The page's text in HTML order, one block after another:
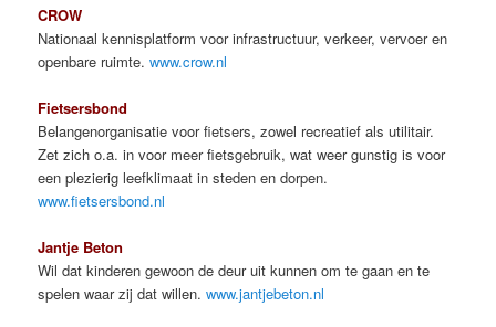
CROW
Nationaal kennisplatform voor infrastructuur, verkeer, vervoer en
openbare ruimte.www.crow.nl
Fietsersbond
Belangenorganisatie voor fietsers, zowel recreatief als utilitair.
Zet zich o.a. in voor meer fietsgebruik, wat weer gunstig is voor
een plezierig leefklimaat in steden en dorpen.
www.fietsersbond.nl
Jantje Beton
Wil dat kinderen gewoon de deur uit kunnen om te gaan en te
spelen waar zij dat willen.www.jantjebeton.nl